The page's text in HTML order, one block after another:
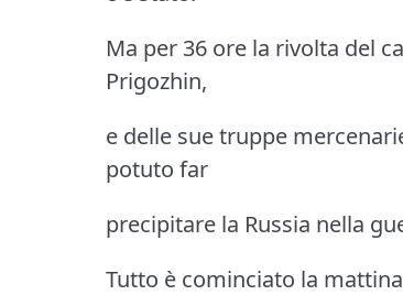
Ma per 36 ore la rivolta del
Prigozhin,
e delle sue truppe
potuto far
precipitare la Russia nella
Tutto è cominciato la